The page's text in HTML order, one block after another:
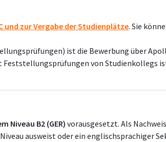
und zur Vergabe der Studienplätze. Sie
ist die Bewerbung über
von Studienkollegs
Niveau B2 (GER)vorausgesetzt. Als
ausweist oder ein englischsprachiger